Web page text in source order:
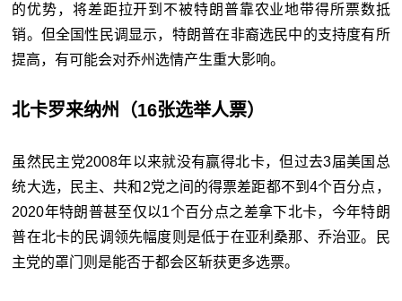
的优势，将差距拉开到不被特朗普靠农业地带得所票数抵
销。但全国性民调显示，特朗普在非裔选民中的支持度有所
提高，有可能会对乔州选情产生重大影响。
北卡罗来纳州（16张选举人票）
虽然民主党2008年以来就没有赢得北卡，但过去3届美国总
统大选，民主、共和2党之间的得票差距都不到4个百分点，
2020年特朗普甚至仅以1个百分点之差拿下北卡，今年特朗
普在北卡的民调领先幅度则是低于在亚利桑那、乔治亚。民
主党的罩门则是能否于都会区斩获更多选票。